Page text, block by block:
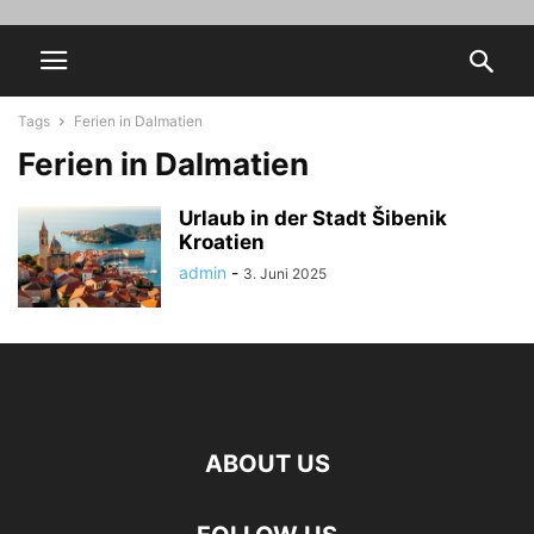
Tags Ferien in Dalmatien
Ferien in Dalmatien
Urlaub in der Stadt Šibenik
Kroatien
admin - 3. Juni 2025
ABOUT US